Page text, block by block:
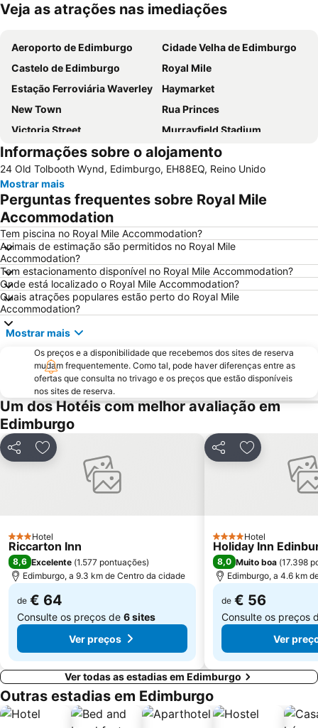
Ampliar mapa
Veja as atrações nas imediações
Aeroporto de Edimburgo
Cidade Velha de Edimburgo
Castelo de Edimburgo
Royal Mile
Estação Ferroviária Waverley
Haymarket
New Town
Rua Princes
Victoria Street
Murrayfield Stadium
Grassmarket
Museu Nacional da Escócia
Galeria Nacional da Escócia
Leith
City Art Centre
The Royal Mile Gallery
St James Quarter
The Witchery by the Castle
Edinburgh Park
Scott Monument
Marchmont
Stockbridge
Cowgate
Greyfriars Kirk
Holyrood Park
Portobello
Braid Hills
Edinburgh Zoo
Edinburgh Dungeon
University of Edinburgh
Edinburgh Marathon Festival
Rose Street
EICC
Royal Botanic Garden Edinburgh
Dean Village
Ocean Terminal
Morningside
Davidson's Mains
Currie
Informações sobre o alojamento
24 Old Tolbooth Wynd, Edimburgo, EH88EQ, Reino Unido
Mostrar mais
Perguntas frequentes sobre Royal Mile
Accommodation
Tem piscina no Royal Mile Accommodation?
Animais de estimação são permitidos no Royal Mile
Accommodation?
Tem estacionamento disponível no Royal Mile Accommodation?
Onde está localizado o Royal Mile Accommodation?
Quais atrações populares estão perto do Royal Mile
Accommodation?
Mostrar mais
Os preços e a disponibilidade que recebemos dos sites de reserva
mudam frequentemente. Como tal, pode haver diferenças entre as
ofertas que consulta no trivago e os preços que estão disponíveis
nos sites de reserva.
Um dos Hotéis com melhor avaliação em
Edimburgo
PartilharAdicionar aos favoritos
3 Estrelas
Hotel
Riccarton Inn
8,6 Excelente (1.577 pontuações)
Edimburgo, a 9.3 km de Centro da cidade
de € 64
Consulte os preços de 6 sites
Ver preços
PartilharAdicionar
4 Estrelas
Hotel
Holiday Inn
8,0 Muito boa (17.398
Edimburgo, a 4.6 km
de € 56
Consulte os preços
Ver
Ver todas as estadias em Edimburgo
Outras estadias em Edimburgo